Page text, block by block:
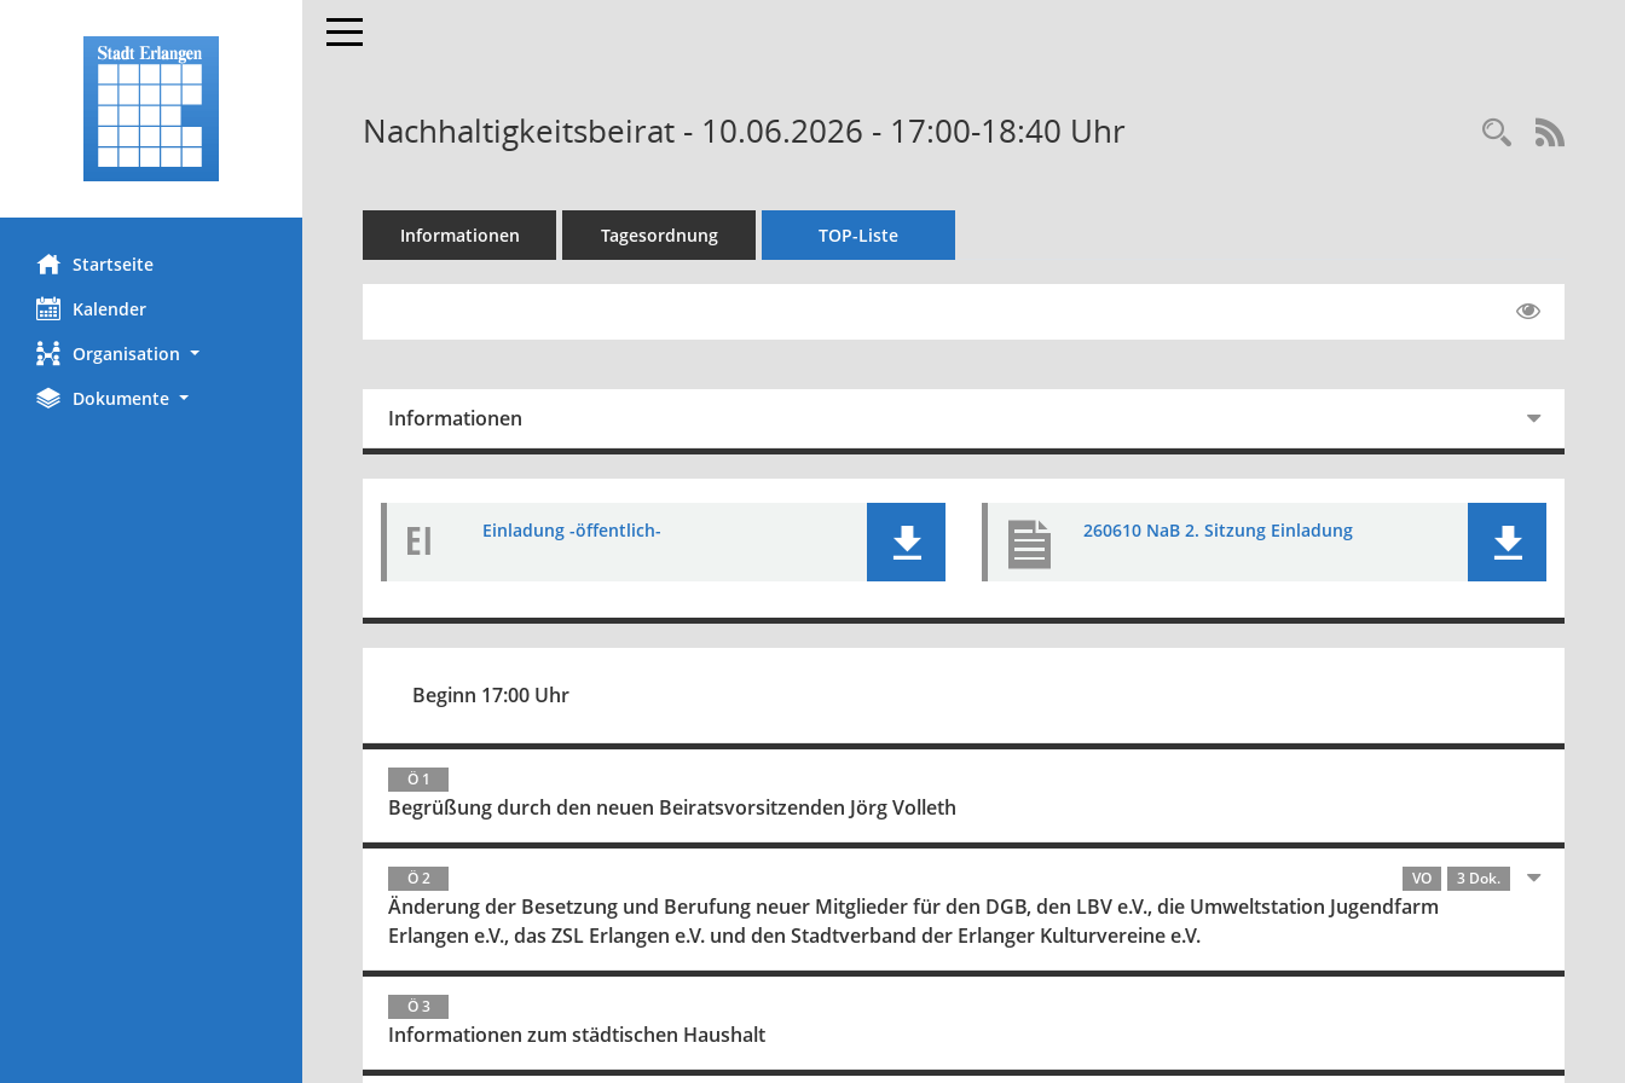
Startseite
Kalender
Organisation
Dokumente
Toggle navigation
Nachhaltigkeitsbeirat - 10.06.2026 - 17:00-18:40 Uhr
Informationen Tagesordnung TOP-Liste
Informationen
EI Einladung -öffentlich- 260610 NaB 2. Sitzung Einladung
Beginn 17:00 Uhr
Ö 1
Begrüßung durch den neuen Beiratsvorsitzenden Jörg Volleth
Ö 2 VO 3 Dok.
Änderung der Besetzung und Berufung neuer Mitglieder für den DGB, den LBV e.V., die Umweltstation Jugendfarm
Erlangen e.V., das ZSL Erlangen e.V. und den Stadtverband der Erlanger Kulturvereine e.V.
Ö 3
Informationen zum städtischen Haushalt